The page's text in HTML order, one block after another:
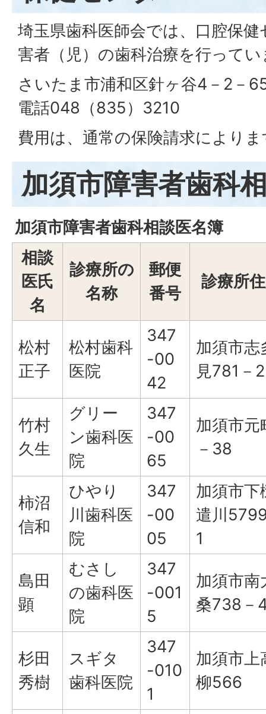
埼玉県歯科医師会では、口腔保
害者（児）の歯科治療を行って
さいたま市浦和区針ヶ谷4－2－
電話048（835）3210
費用は、通常の保険請求により
加須市障害者歯科
加須市障害者歯科相談医名簿
相談
医氏
名
診療所の
名称
郵便
番号
診療所
松村
正子
松村歯科
医院
347
-00
42
加須市志
見781－2
竹村
久生
グリー
ン歯科医
院
347
-00
65
加須市元
－38
柿沼
信和
ひやり
川歯科医
院
347
-00
05
加須市下
遣川
1
島田
顕
むさし
の歯科医
院
347
-001
5
加須市南
桑738－
杉田
秀樹
スギタ
歯科医院
347
-010
1
加須市上
柳566